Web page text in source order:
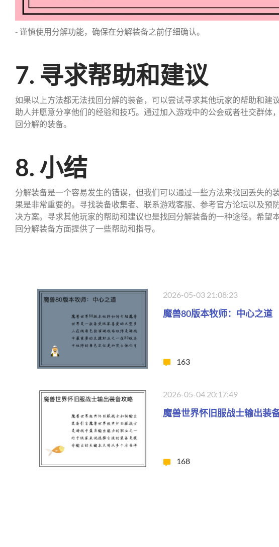
- 谨慎使用分解功能，确保在分解装备之前仔细确认。
7. 寻求帮助和建议
如果以上方法都无法找回分解的装备，可以尝试寻求其他玩家的帮助和建
助人并愿意分享他们的经验和技巧。通过加入游戏中的公会或者社交群体
回分解的装备。
8. 小结
分解装备是一个容易发生的错误，但我们可以通过一些方法来找回丢失的
果是非常重要的。寻找装备收集者、联系游戏客服、参考官方论坛以及预
决方案。寻求其他玩家的帮助和建议也是找回分解装备的一种途径。希望
回分解装备方面提供了一些帮助和指导。
2026-05-03 21:08:23
魔兽80版本牧师：中心之道
163
2026-05-04 20:17:49
魔兽世界怀旧服战士输出装
168